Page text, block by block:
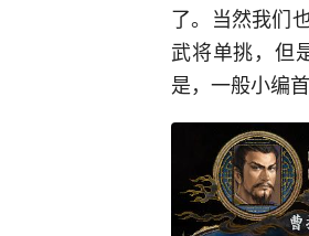
了。当然我们
武将单挑，但
是，一般小编